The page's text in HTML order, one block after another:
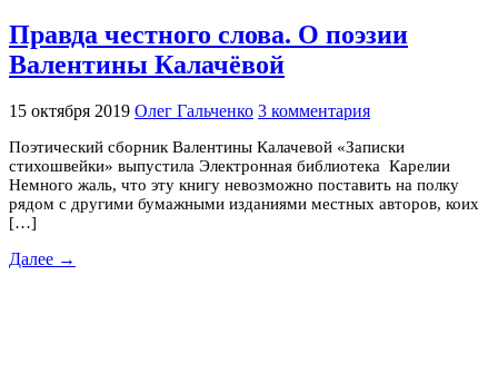
Правда честного слова. О поэзии
Валентины Калачёвой
15 октября 2019 Олег Гальченко 3 комментария
Поэтический сборник Валентины Калачевой «Записки
стихошвейки» выпустила Электронная библиотека Карелии
Немного жаль, что эту книгу невозможно поставить на полку
рядом с другими бумажными изданиями местных авторов, коих
[…]
Далее →